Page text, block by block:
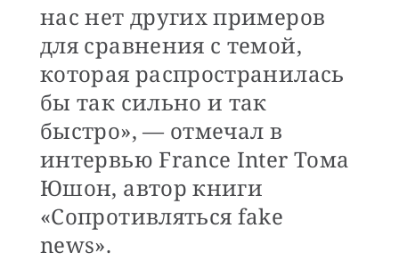
нас нет других примеров
для сравнения с темой,
которая распространилась
бы так сильно и так
быстро», — отмечал в
интервью France Inter Тома
Юшон, автор книги
«Сопротивляться fake
news».